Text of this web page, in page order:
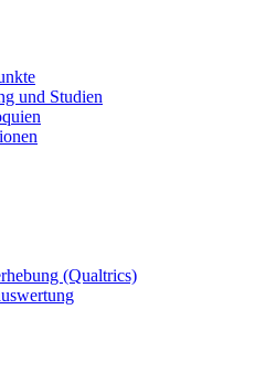
und Studien
(Qualtrics)